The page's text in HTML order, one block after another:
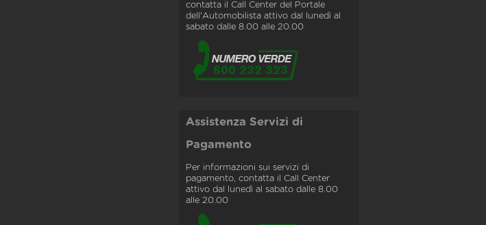
contatta il Call Center del Portale
dell'Automobilista attivo dal lunedì al
sabato dalle 8.00 alle 20.00
Assistenza Servizi di
Pagamento
Per informazioni sui servizi di
pagamento, contatta il Call Center
attivo dal lunedì al sabato dalle 8.00
alle 20.00